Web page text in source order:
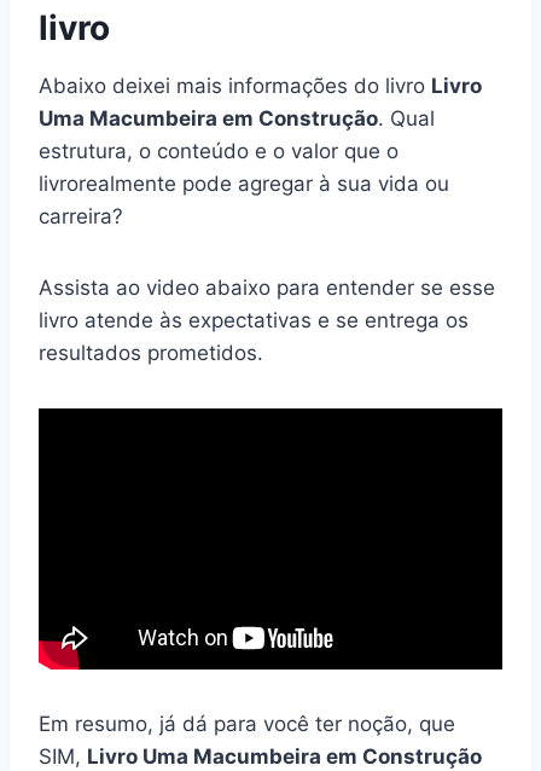
livro
Abaixo deixei mais informações do livro Livro
Uma Macumbeira em Construção. Qual
estrutura, o conteúdo e o valor que o
livrorealmente pode agregar à sua vida ou
carreira?
Assista ao video abaixo para entender se esse
livro atende às expectativas e se entrega os
resultados prometidos.
Em resumo, já dá para você ter noção, que
SIM, Livro Uma Macumbeira em Construção